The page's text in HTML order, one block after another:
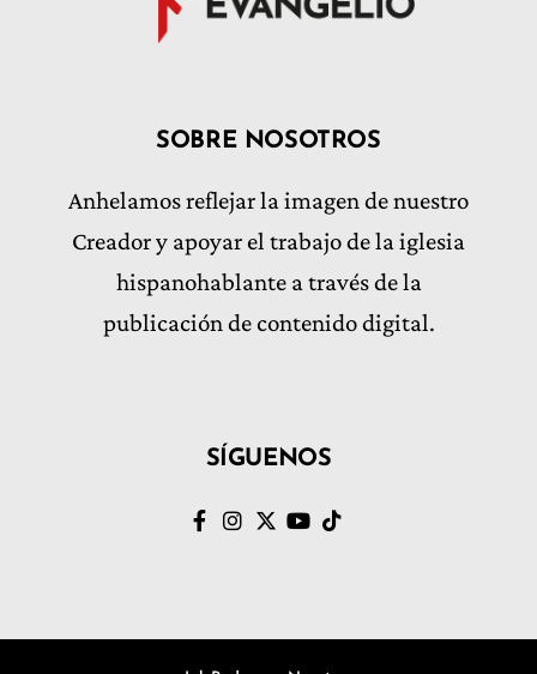
SOBRE NOSOTROS
Anhelamos reflejar la imagen de nuestro
Creador y apoyar el trabajo de la iglesia
hispanohablante a través de la
publicación de contenido digital.
SÍGUENOS